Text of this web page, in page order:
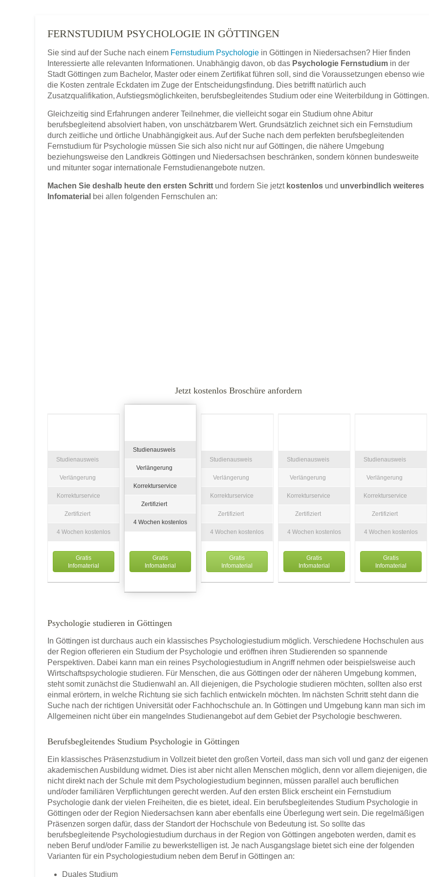
FERNSTUDIUM PSYCHOLOGIE IN GÖTTINGEN
Sie sind auf der Suche nach einem Fernstudium Psychologie in Göttingen in Niedersachsen? Hier finden
Interessierte alle relevanten Informationen. Unabhängig davon, ob das Psychologie Fernstudium in der
Stadt Göttingen zum Bachelor, Master oder einem Zertifikat führen soll, sind die Voraussetzungen ebenso wie
die Kosten zentrale Eckdaten im Zuge der Entscheidungsfindung. Dies betrifft natürlich auch
Zusatzqualifikation, Aufstiegsmöglichkeiten, berufsbegleitendes Studium oder eine Weiterbildung in Göttingen.
Gleichzeitig sind Erfahrungen anderer Teilnehmer, die vielleicht sogar ein Studium ohne Abitur
berufsbegleitend absolviert haben, von unschätzbarem Wert. Grundsätzlich zeichnet sich ein Fernstudium
durch zeitliche und örtliche Unabhängigkeit aus. Auf der Suche nach dem perfekten berufsbegleitenden
Fernstudium für Psychologie müssen Sie sich also nicht nur auf Göttingen, die nähere Umgebung
beziehungsweise den Landkreis Göttingen und Niedersachsen beschränken, sondern können bundesweite
und mitunter sogar internationale Fernstudienangebote nutzen.
Machen Sie deshalb heute den ersten Schritt und fordern Sie jetzt kostenlos und unverbindlich weiteres
Infomaterial bei allen folgenden Fernschulen an:
Jetzt kostenlos Broschüre anfordern
Studienausweis
Verlängerung
Korrekturservice
Zertifiziert
4 Wochen kostenlos
Gratis
Infomaterial
Studienausweis
Verlängerung
Korrekturservice
Zertifiziert
4 Wochen kostenlos
Gratis
Infomaterial
Studienausweis
Verlängerung
Korrekturservice
Zertifiziert
4 Wochen kostenlos
Gratis
Infomaterial
Studienausweis
Verlängerung
Korrekturservice
Zertifiziert
4 Wochen kostenlos
Gratis
Infomaterial
Studienausweis
Verlängerung
Korrekturservice
Zertifiziert
4 Wochen kostenlos
Gratis
Infomaterial
Psychologie studieren in Göttingen
In Göttingen ist durchaus auch ein klassisches Psychologiestudium möglich. Verschiedene Hochschulen aus
der Region offerieren ein Studium der Psychologie und eröffnen ihren Studierenden so spannende
Perspektiven. Dabei kann man ein reines Psychologiestudium in Angriff nehmen oder beispielsweise auch
Wirtschaftspsychologie studieren. Für Menschen, die aus Göttingen oder der näheren Umgebung kommen,
steht somit zunächst die Studienwahl an. All diejenigen, die Psychologie studieren möchten, sollten also erst
einmal erörtern, in welche Richtung sie sich fachlich entwickeln möchten. Im nächsten Schritt steht dann die
Suche nach der richtigen Universität oder Fachhochschule an. In Göttingen und Umgebung kann man sich im
Allgemeinen nicht über ein mangelndes Studienangebot auf dem Gebiet der Psychologie beschweren.
Berufsbegleitendes Studium Psychologie in Göttingen
Ein klassisches Präsenzstudium in Vollzeit bietet den großen Vorteil, dass man sich voll und ganz der eigenen
akademischen Ausbildung widmet. Dies ist aber nicht allen Menschen möglich, denn vor allem diejenigen, die
nicht direkt nach der Schule mit dem Psychologiestudium beginnen, müssen parallel auch beruflichen
und/oder familiären Verpflichtungen gerecht werden. Auf den ersten Blick erscheint ein Fernstudium
Psychologie dank der vielen Freiheiten, die es bietet, ideal. Ein berufsbegleitendes Studium Psychologie in
Göttingen oder der Region Niedersachsen kann aber ebenfalls eine Überlegung wert sein. Die regelmäßigen
Präsenzen sorgen dafür, dass der Standort der Hochschule von Bedeutung ist. So sollte das
berufsbegleitende Psychologiestudium durchaus in der Region von Göttingen angeboten werden, damit es
neben Beruf und/oder Familie zu bewerkstelligen ist. Je nach Ausgangslage bietet sich eine der folgenden
Varianten für ein Psychologiestudium neben dem Beruf in Göttingen an:
Duales Studium